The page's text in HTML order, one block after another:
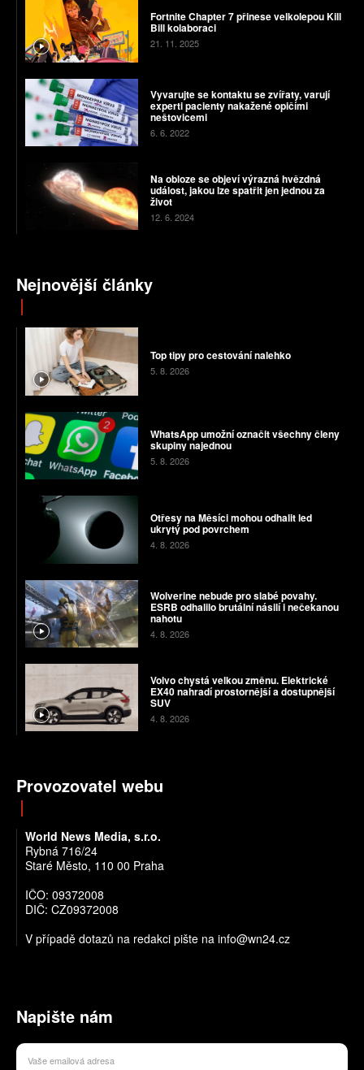
Fortnite Chapter 7 přinese velkolepou Kill
Bill kolaboraci
21. 11. 2025
Vyvarujte se kontaktu se zvířaty, varují
experti pacienty nakažené opičími
neštovicemi
6. 6. 2022
Na obloze se objeví výrazná hvězdná
událost, jakou lze spatřit jen jednou za
život
12. 6. 2024
Nejnovější články
Top tipy pro cestování nalehko
5. 8. 2026
WhatsApp umožní označit všechny členy
skupiny najednou
5. 8. 2026
Otřesy na Měsíci mohou odhalit led
ukrytý pod povrchem
4. 8. 2026
Wolverine nebude pro slabé povahy.
ESRB odhalilo brutální násilí i nečekanou
nahotu
4. 8. 2026
Volvo chystá velkou změnu. Elektrické
EX40 nahradí prostornější a dostupnější
SUV
4. 8. 2026
Provozovatel webu
World News Media, s.r.o.
Rybná 716/24
Staré Město, 110 00 Praha
IČO: 09372008
DIČ: CZ09372008
V případě dotazů na redakci pište na info@wn24.cz
Napište nám